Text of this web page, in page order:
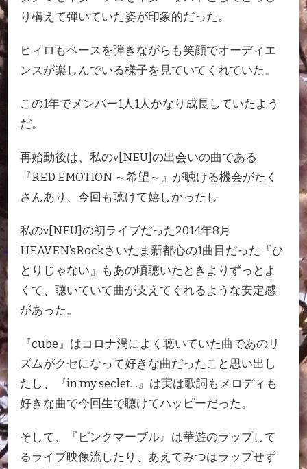
り構えて弾いていた姿が印象的だった。
ヒィロもベースを弾きながらも笑顔でオーディエ
ンスが楽しんでいる様子を見ていてくれていた。
この1年でメンバー1人1人かなり成長していたよう
だ。
再始動後は、私のν[NEU]の出会いの曲である
『RED EMOTION ～希望～』が聴ける機会がたく
さんあり、今回も聴けて嬉しかったし
私のν[NEU]の初ライブだった2014年8月
HEAVEN’sRockさいたま新都心の1曲目だった『ひ
とりじゃない』もあの頃聴いたときよりずっとよ
くて、聴いていて曲が支えてくれるような安定感
があった。
『cube』はコロナ渦によく聴いていた曲であのリ
ズムがクセになって好きな曲だったこと思い出し
たし、『in my seclet…』は実は歌詞もメロディも
好きな曲で今回生で聴けてハッピーだった。
そして、『ピンクマーブル』は華遊のラップして
るライブ映像流したり、あえてみつはラップせず